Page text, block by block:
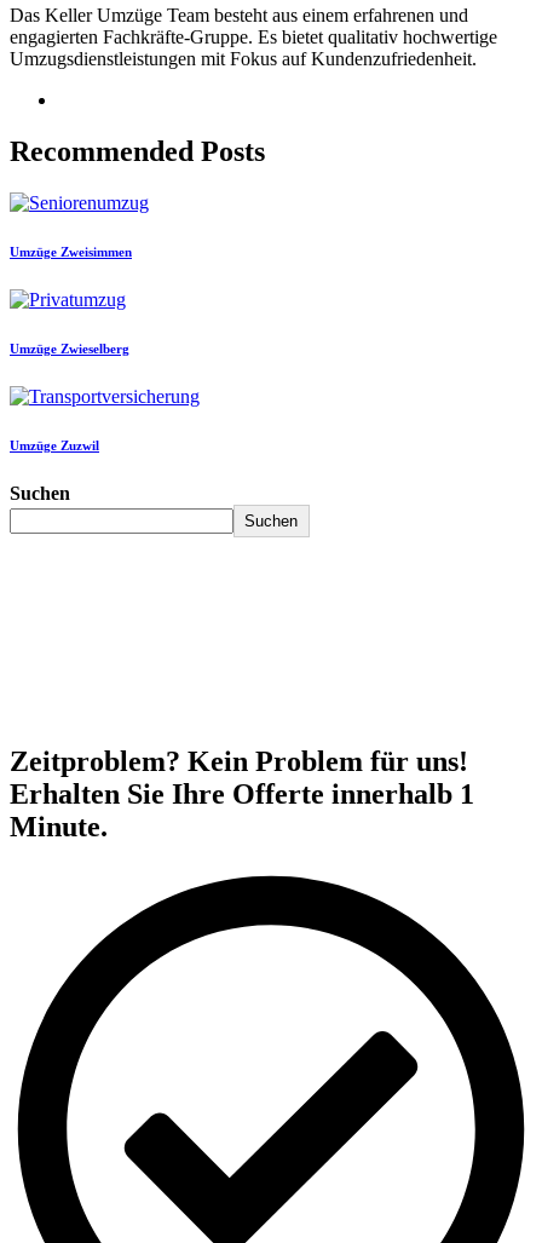
Das Keller Umzüge Team besteht aus einem erfahrenen und
engagierten Fachkräfte-Gruppe. Es bietet qualitativ hochwertige
Umzugsdienstleistungen mit Fokus auf Kundenzufriedenheit.
Recommended Posts
Umzüge Zweisimmen
Umzüge Zwieselberg
Umzüge Zuzwil
Suchen
Suchen
Zeitproblem? Kein Problem für uns!
Erhalten Sie Ihre Offerte innerhalb 1
Minute.